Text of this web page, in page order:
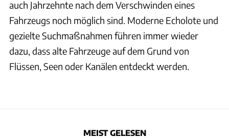
auch Jahrzehnte nach dem Verschwinden eines
Fahrzeugs noch möglich sind. Moderne Echolote und
gezielte Suchmaßnahmen führen immer wieder
dazu, dass alte Fahrzeuge auf dem Grund von
Flüssen, Seen oder Kanälen entdeckt werden.
MEIST GELESEN